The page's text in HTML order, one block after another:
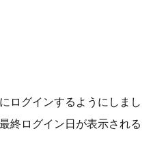
ログインするようにしまし
終ログイン日が表示される